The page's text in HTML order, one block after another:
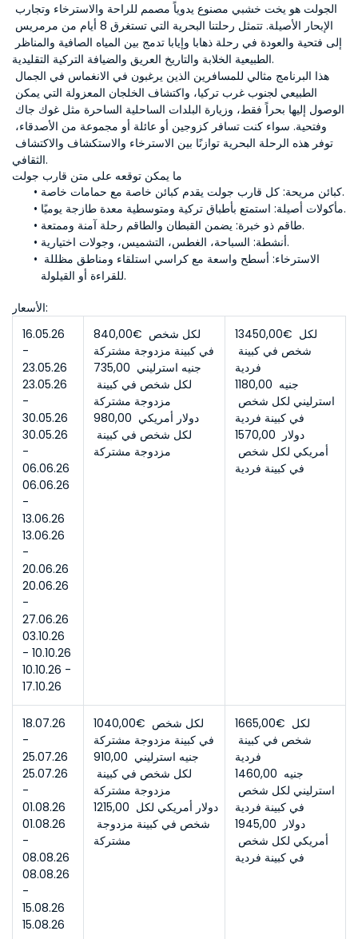
الطبيعية الخلابة والتاريخ العريق والضيافة التركية التقليدية.
الثقافي.
ما يمكن توقعه على متن قارب جولت
كبائن مريحة: كل قارب جولت يقدم كبائن خاصة مع حمامات خاصة.
مأكولات أصيلة: استمتع بأطباق تركية ومتوسطية معدة طازجة يوميًا.
طاقم ذو خبرة: يضمن القبطان والطاقم رحلة آمنة وممتعة.
أنشطة: السباحة، الغطس، التشميس، وجولات اختيارية.
الاسترخاء:
للقراءة أو القيلولة.
الأسعار:
16.05.26
-
23.05.26
23.05.26
-
30.05.26
30.05.26
-
06.06.26
06.06.26
-
13.06.26
13.06.26
-
20.06.26
20.06.26
-
27.06.26
03.10.26
- 10.10.26
10.10.26 -
17.10.26
840,00€ لكل شخص
في كبينة مزدوجة مشتركة
735,00 جنيه استرليني
مزدوجة مشتركة
980,00 دولار أمريكي
مزدوجة مشتركة
13450,00€ لكل
فردية
1180,00 جنيه
في كبينة فردية
1570,00 دولار
في كبينة فردية
18.07.26
-
25.07.26
25.07.26
-
01.08.26
01.08.26
-
08.08.26
08.08.26
-
15.08.26
15.08.26
1040,00€ لكل شخص
في كبينة مزدوجة مشتركة
910,00 جنيه استرليني
مزدوجة مشتركة
1215,00 دولار أمريكي لكل
مشتركة
1665,00€ لكل
فردية
1460,00 جنيه
في كبينة فردية
1945,00 دولار
في كبينة فردية